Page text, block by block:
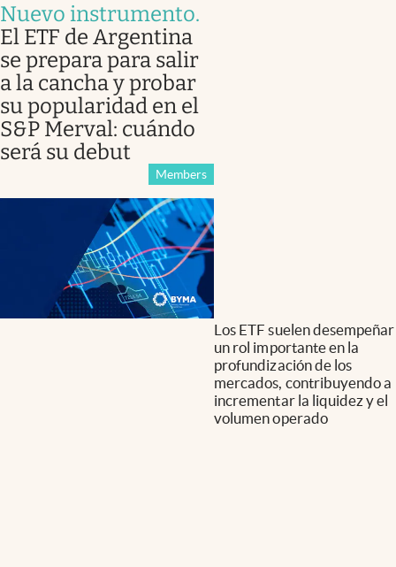
Nuevo instrumento.
El ETF de Argentina
se prepara para salir
a la cancha y probar
su popularidad en el
S&P Merval: cuándo
será su debut
Members
Los ETF suelen desempeñar
un rol importante en la
profundización de los
mercados, contribuyendo a
incrementar la liquidez y el
volumen operado